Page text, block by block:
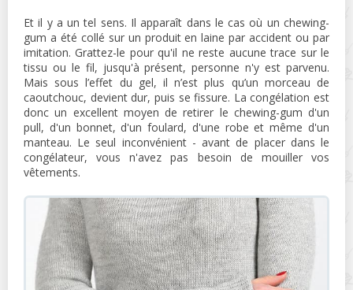
Et il y a un tel sens. Il apparaît dans le cas où un chewing-
gum a été collé sur un produit en laine par accident ou par
imitation. Grattez-le pour qu'il ne reste aucune trace sur le
tissu ou le fil, jusqu'à présent, personne n'y est parvenu.
Mais sous l’effet du gel, il n’est plus qu’un morceau de
caoutchouc, devient dur, puis se fissure. La congélation est
donc un excellent moyen de retirer le chewing-gum d'un
pull, d'un bonnet, d'un foulard, d'une robe et même d'un
manteau. Le seul inconvénient - avant de placer dans le
congélateur, vous n'avez pas besoin de mouiller vos
vêtements.